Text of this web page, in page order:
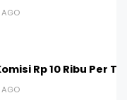
AGO
Rp 10 Ribu Per
AGO